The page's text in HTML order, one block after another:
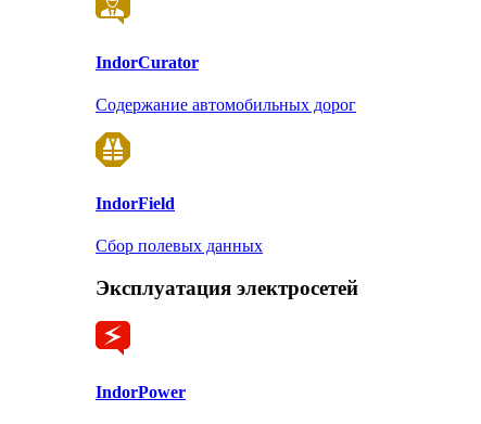
IndorCurator
Содержание автомобильных дорог
IndorField
Сбор полевых данных
Эксплуатация электросетей
IndorPower